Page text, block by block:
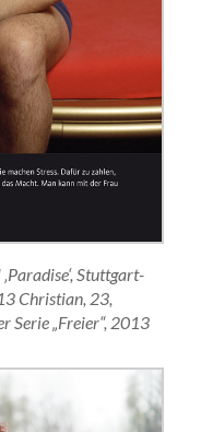
Stuttgart-
Christian, 23,
Serie „Freier“, 2013